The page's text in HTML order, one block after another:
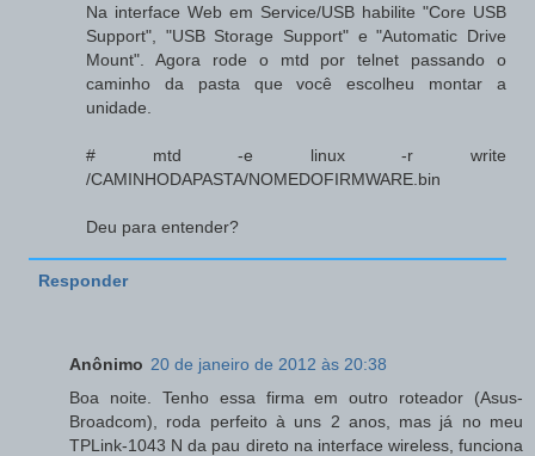
Na interface Web em Service/USB habilite "Core USB
Support", "USB Storage Support" e "Automatic Drive
Mount". Agora rode o mtd por telnet passando o
caminho da pasta que você escolheu montar a
unidade.
# mtd -e linux -r write
/CAMINHODAPASTA/NOMEDOFIRMWARE.bin
Deu para entender?
Responder
Anônimo 20 de janeiro de 2012 às 20:38
Boa noite. Tenho essa firma em outro roteador (Asus-
Broadcom), roda perfeito à uns 2 anos, mas já no meu
TPLink-1043 N da pau direto na interface wireless, funciona